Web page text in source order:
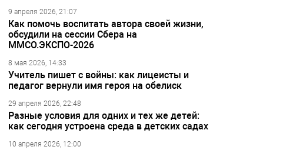
9 апреля 2026, 21:07
Как помочь воспитать автора своей жизни,
обсудили на сессии Сбера на
ММСО.ЭКСПО-2026
8 мая 2026, 14:33
Учитель пишет с войны: как лицеисты и
педагог вернули имя героя на обелиск
29 апреля 2026, 22:48
Разные условия для одних и тех же детей:
как сегодня устроена среда в детских садах
10 апреля 2026, 12:00